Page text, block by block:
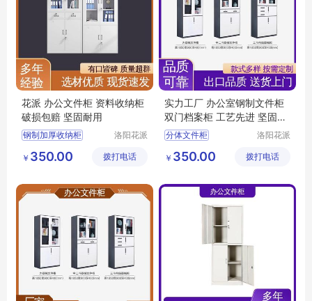
花派 办公文件柜 资料收纳柜
破损包赔 坚固耐用
钢制加厚收纳柜
指纹密码文件柜
木纹档案柜
洛阳花派
有限公司
￥ 350.00 拨打电话
实力工厂 办公室钢制文件柜
双门档案柜 工艺先进 坚固耐
用
分体文件柜
不锈钢文件柜
文件资料收纳柜
洛阳花派
有限公司
￥ 350.00 拨打电话